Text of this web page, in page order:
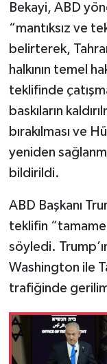
Bekayi, ABD
“mantıksız ve
belirterek,
halkının temel
teklifinde
baskıların
bırakılması ve
yeniden
bildirildi.
ABD Başkanı
teklifin
söyledi.
Washington ile
trafiğinde